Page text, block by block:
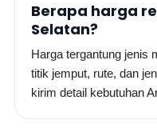
Berapa harga
Selatan?
Harga tergantung jenis
titik jemput, rute, dan
kirim detail kebutuhan